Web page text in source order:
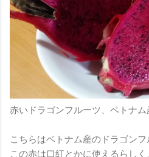
赤いドラゴンフルーツ、ベトナ
こちらはベトナム産のドラゴンフ
この赤は口紅とかに使えるらし